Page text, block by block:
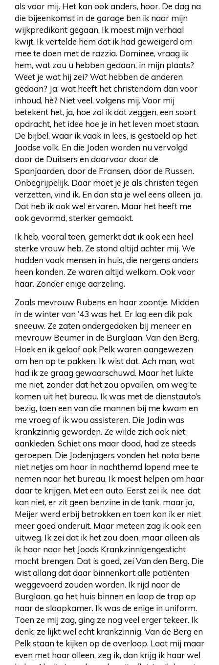
als voor mij. Het kan ook anders, hoor. De dag na
die bijeenkomst in de garage ben ik naar mijn
wijkpredikant gegaan. Ik moest mijn verhaal
kwijt. Ik vertelde hem dat ik had geweigerd om
mee te doen met de razzia. Dominee, vraag ik
hem, wat zou u hebben gedaan, in mijn plaats?
Weet je wat hij zei? Wat hebben de anderen
gedaan? Ja, wat heeft het christendom dan voor
inhoud, hè? Niet veel, volgens mij. Voor mij
betekent het, ja, hoe zal ik dat zeggen, een soort
opdracht, het idee hoe je in het leven moet staan.
De bijbel, waar ik vaak in lees, is gestoeld op het
Joodse volk. En die Joden worden nu vervolgd
door de Duitsers en daarvoor door de
Spanjaarden, door de Fransen, door de Russen.
Onbegrijpelijk. Daar moet je je als christen tegen
verzetten, vind ik. En dan sta je wel eens alleen, ja.
Dat heb ik ook wel ervaren. Maar het heeft me
ook gevormd, sterker gemaakt.
Ik heb, vooral toen, gemerkt dat ik ook een heel
sterke vrouw heb. Ze stond altijd achter mij. We
hadden vaak mensen in huis, die nergens anders
heen konden. Ze waren altijd welkom. Ook voor
haar. Zonder enige aarzeling.
Zoals mevrouw Rubens en haar zoontje. Midden
in de winter van ’43 was het. Er lag een dik pak
sneeuw. Ze zaten ondergedoken bij meneer en
mevrouw Beumer in de Burglaan. Van den Berg,
Hoek en ik geloof ook Pelk waren aangewezen
om hen op te pakken. Ik wist dat. Ach man, wat
had ik ze graag gewaarschuwd. Maar het lukte
me niet, zonder dat het zou opvallen, om weg te
komen uit het bureau. Ik was met de dienstauto’s
bezig, toen een van die mannen bij me kwam en
me vroeg of ik wou assisteren. Die Jodin was
krankzinnig geworden. Ze wilde zich ook niet
aankleden. Schiet ons maar dood, had ze steeds
geroepen. Die Jodenjagers vonden het nota bene
niet netjes om haar in nachthemd lopend mee te
nemen naar het bureau. Ik moest helpen om haar
daar te krijgen. Met een auto. Eerst zei ik, nee, dat
kan niet, er zit geen benzine in de tank, maar ja,
Meijer werd erbij betrokken en toen kon ik er niet
meer goed onderuit. Maar meteen zag ik ook een
uitweg. Ik zei dat ik het zou doen, maar alleen als
ik haar naar het Joods Krankzinnigengesticht
mocht brengen. Dat is goed, zei Van den Berg. Die
wist allang dat daar binnenkort alle patiënten
weggevoerd zouden worden. Ik rijd naar de
Burglaan, ga het huis binnen en loop de trap op
naar de slaapkamer. Ik was de enige in uniform.
Toen ze mij zag, ging ze nog veel erger tekeer. Ik
denk: ze lijkt wel echt krankzinnig. Van de Berg en
Pelk staan te kijken op de overloop. Laat mij maar
even met haar alleen, zeg ik, dan krijg ik haar wel